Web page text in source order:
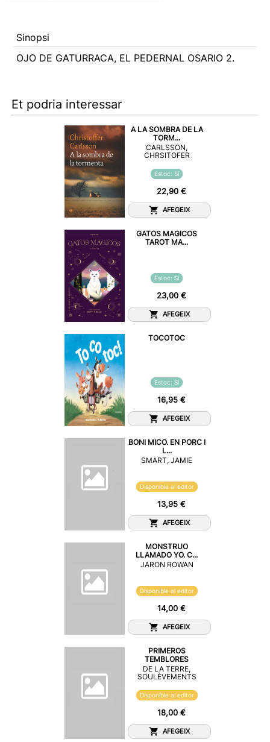
Sinopsi
OJO DE GATURRACA, EL PEDERNAL OSARIO 2.
Et podria interessar
A LA SOMBRA DE LA
TORM...
CARLSSON,
CHRSITOFER
Estoc: Sí
22,90 €
AFEGEIX
GATOS MAGICOS
TAROT MA...
Estoc: Sí
23,00 €
AFEGEIX
TOCOTOC
Estoc: Sí
16,95 €
AFEGEIX
BONI MICO. EN PORC I
L...
SMART, JAMIE
Disponible al editor
13,95 €
AFEGEIX
MONSTRUO
LLAMADO YO. C...
JARON ROWAN
Disponible al editor
14,00 €
AFEGEIX
PRIMEROS
TEMBLORES
DE LA TERRE,
SOULÈVEMENTS
Disponible al editor
18,00 €
AFEGEIX